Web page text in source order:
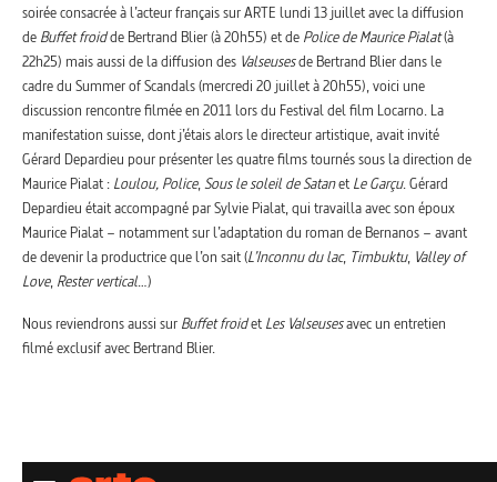
soirée consacrée à l’acteur français sur ARTE lundi 13 juillet avec la diffusion
de Buffet froidde Bertrand Blier (à 20h55) et de Police de Maurice Pialat(à
22h25) mais aussi de la diffusion des Valseusesde Bertrand Blier dans le
cadre du Summer of Scandals (mercredi 20 juillet à 20h55), voici une
discussion rencontre filmée en 2011 lors du Festival del film Locarno. La
manifestation suisse, dont j’étais alors le directeur artistique, avait invité
Gérard Depardieu pour présenter les quatre films tournés sous la direction de
Maurice Pialat : Loulou, Police,Sous le soleil de Satanet Le Garçu. Gérard
Depardieu était accompagné par Sylvie Pialat, qui travailla avec son époux
Maurice Pialat – notamment sur l’adaptation du roman de Bernanos – avant
de devenir la productrice que l’on sait (L’Inconnu du lac, Timbuktu, Valley of
Love, Rester vertical…)
Nous reviendrons aussi sur Buffet froidet Les Valseusesavec un entretien
filmé exclusif avec Bertrand Blier.